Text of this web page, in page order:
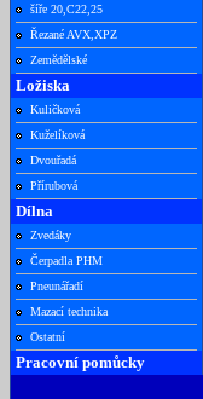
šíře 20,C22,25
Řezané AVX,XPZ
Zemědělské
Ložiska
Kuličková
Kuželíková
Dvouřadá
Přírubová
Dílna
Zvedáky
Čerpadla PHM
Pneunářadí
Mazací technika
Ostatní
Pracovní pomůcky